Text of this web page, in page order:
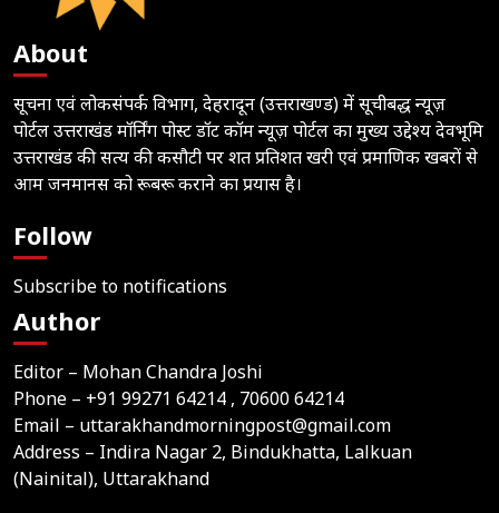
About
सूचना एवं लोकसंपर्क विभाग, देहरादून (उत्तराखण्ड) में सूचीबद्ध न्यूज़
पोर्टल उत्तराखंड मॉर्निंग पोस्ट डॉट कॉम न्यूज़ पोर्टल का मुख्य उद्देश्य देवभूमि
उत्तराखंड की सत्य की कसौटी पर शत प्रतिशत खरी एवं प्रमाणिक खबरों से
आम जनमानस को रूबरू कराने का प्रयास है।
Follow
Subscribe to notifications
Author
Editor – Mohan Chandra Joshi
Phone – +91 99271 64214 , 70600 64214
Email – uttarakhandmorningpost@gmail.com
Address – Indira Nagar 2, Bindukhatta, Lalkuan
(Nainital), Uttarakhand